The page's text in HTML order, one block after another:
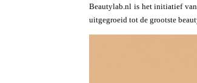
Beautylab.nl is het initiatief van
uitgegroeid tot de grootste